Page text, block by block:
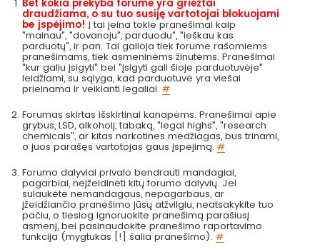
Bet kokia prekyba forume yra griežtai
draudžiama, o su tuo susiję vartotojai blokuojami
be įspėjimo! Į tai įeina tokie pranešimai kaip
"mainau", "dovanoju", parduodu", "ieškau kas
parduotų", ir pan. Tai galioja tiek forume rašomiems
pranešimams, tiek asmeninėms žinutėms. Pranešimai
"kur galiu įsigyti" bei "įsigyti gali šioje parduotuvėje"
leidžiami, su sąlyga, kad parduotuvė yra viešai
prieinama ir veikianti legaliai.#
Forumas skirtas išskirtinai kanapėms. Pranešimai apie
grybus, LSD, alkoholį, tabaką, "legal highs", "research
chemicals", ar kitas narkotines medžiagas, bus trinami,
o juos parašęs vartotojas gaus įspėjimą.#
Forumo dalyviai privalo bendrauti mandagiai,
pagarbiai, neįžeidinėti kitų forumo dalyvių. Jei
sulaukėte nemandagaus, nepagarbaus, ar
įžeidžiančio pranešimo jūsų atžvilgiu, neatsakykite tuo
pačiu, o tiesiog ignoruokite pranešimą parašiusį
asmenį, bei pasinaudokite pranešimo raportavimo
funkcija (mygtukas [!] šalia pranešimo).#